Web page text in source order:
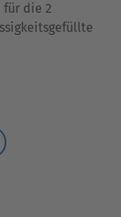
für die 2